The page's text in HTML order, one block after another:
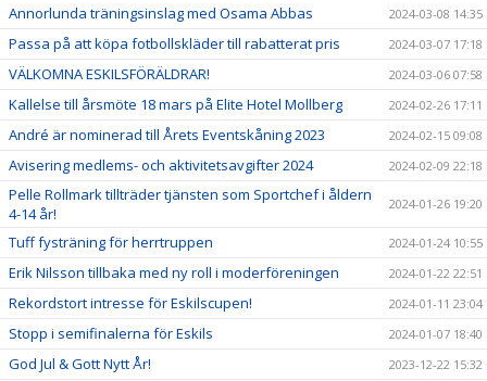
Annorlunda träningsinslag med Osama Abbas 2024-03-08 14:35
Passa på att köpa fotbollskläder till rabatterat pris 2024-03-07 17:18
VÄLKOMNA ESKILSFÖRÄLDRAR! 2024-03-06 07:58
Kallelse till årsmöte 18 mars på Elite Hotel Mollberg 2024-02-26 17:11
André är nominerad till Årets Eventskåning 2023 2024-02-15 09:08
Avisering medlems- och aktivitetsavgifter 2024 2024-02-09 22:18
Pelle Rollmark tillträder tjänsten som Sportchef i åldern
4-14 år!
2024-01-26 19:20
Tuff fysträning för herrtruppen 2024-01-24 10:55
Erik Nilsson tillbaka med ny roll i moderföreningen 2024-01-22 22:51
Rekordstort intresse för Eskilscupen! 2024-01-11 23:04
Stopp i semifinalerna för Eskils 2024-01-07 18:40
God Jul & Gott Nytt År! 2023-12-22 15:32